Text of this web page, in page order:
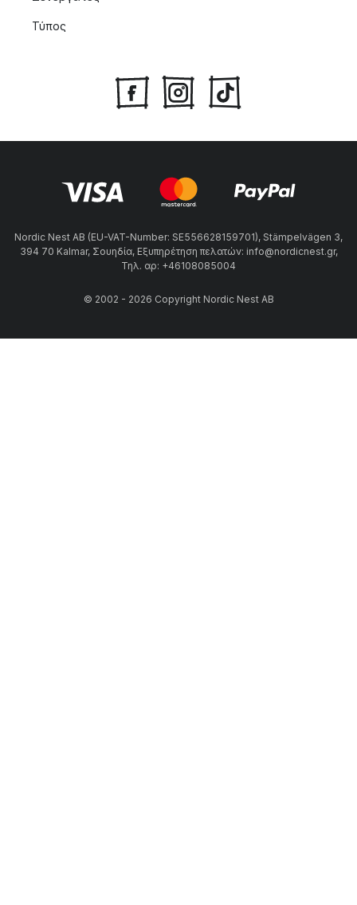
Τύπος
Nordic Nest AB (EU-VAT-Number: SE556628159701), Stämpelvägen 3,
394 70 Kalmar, Σουηδία, Εξυπηρέτηση πελατών: info@nordicnest.gr,
Τηλ. αρ: +46108085004
© 2002 - 2026 Copyright Nordic Nest AB